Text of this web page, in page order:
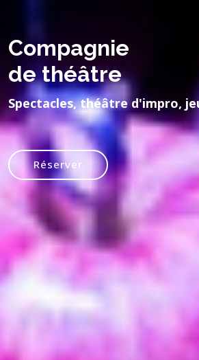
Compagnie
de théâtre
Spectacles, théâtre d'impro,
Réserver